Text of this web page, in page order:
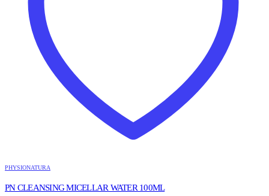
PHYSIONATURA
PN CLEANSING MICELLAR WATER 100ML